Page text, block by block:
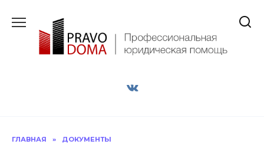
содержанию
ГЛАВНАЯ » ДОКУМЕНТЫ